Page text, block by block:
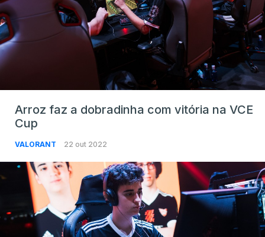
Arroz faz a dobradinha com vitória na VCE
Cup
VALORANT 22 out 2022